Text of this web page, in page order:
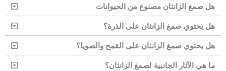
هل صمغ الزانثان مصنوع من الحيوانات
هل يحتوي صمغ الزانثان على الذرة؟
هل يحتوي صمغ الزانثان على القمح والصويا؟
ما هي الآثار الجانبية لصمغ الزانثان؟